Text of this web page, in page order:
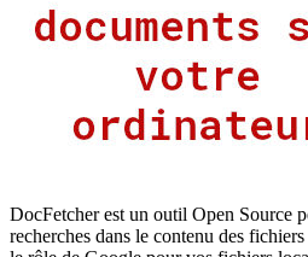
DocFetcher est un outil Open Source
recherches dans le contenu des